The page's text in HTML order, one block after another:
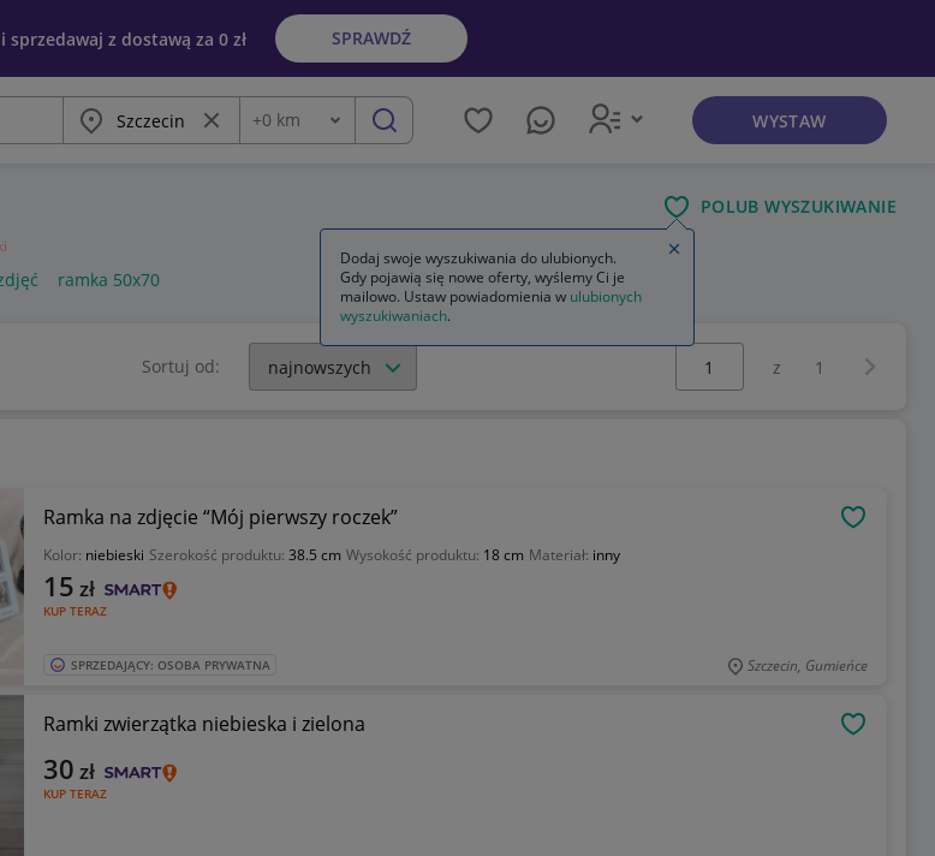
z dostawą za 0 zł SPRAWDŹ
Miasto Wyczyść frazę
Odległość
+0 km szukaj WYSTAW
POLUB WYSZUKIWANIE
ramka 50x70
Sortuj od:
Wybierz stronę:
z 1
Ramka na zdjęcie “Mój pierwszy roczek”
Kolor: niebieski Szerokość produktu: 38.5 cm Wysokość produktu: 18 cm Materiał: inny
KUP TERAZ
15 zł
SPRZEDAJĄCY: OSOBA PRYWATNA Szczecin, Gumieńce
Ramki zwierzątka niebieska i zielona
KUP TERAZ
30 zł
Dodaj swoje wyszukiwania do ulubionych.
Gdy pojawią się nowe oferty, wyślemy Ci je
mailowo. Ustaw powiadomienia w ulubionych
wyszukiwaniach.
Zamknij wskazówkę